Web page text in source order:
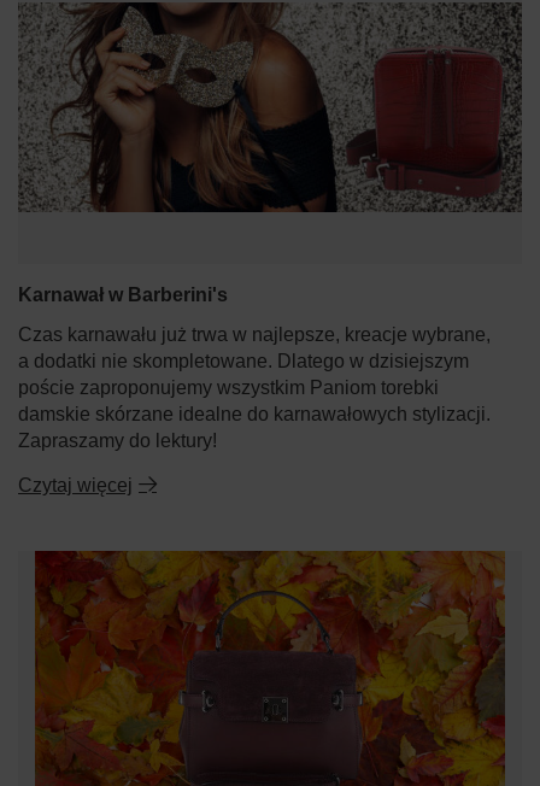
Karnawał w Barberini's
Czas karnawału już trwa w najlepsze, kreacje wybrane,
a dodatki nie skompletowane. Dlatego w dzisiejszym
poście zaproponujemy wszystkim Paniom torebki
damskie skórzane idealne do karnawałowych stylizacji.
Zapraszamy do lektury!
Czytaj więcej